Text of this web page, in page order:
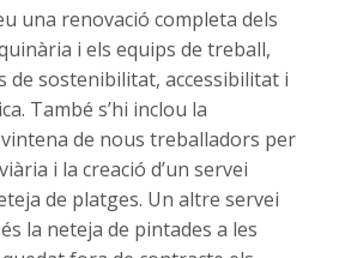
una renovació completa dels
i els equips de treball,
sostenibilitat, accessibilitat i
També s’hi inclou la
de nous treballadors per
i la creació d’un servei
de platges. Un altre servei
la neteja de pintades a les